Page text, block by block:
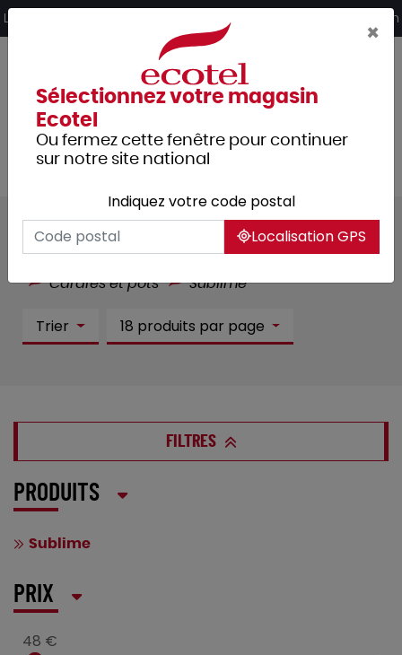
Livraison offerte dès 249€ HT d’achat et retrait 2h en magasin
Sublime :1 article(s)
Carafes et pots
Sublime
Trier 18 produits par page
FILTRES
PRODUITS
Sublime
PRIX
48 €
×
Sélectionnez votre magasin
Ecotel
Ou fermez cette fenêtre pour continuer
sur notre site national
Indiquez votre code postal
Localisation GPS
Panneau de gestion des cookies